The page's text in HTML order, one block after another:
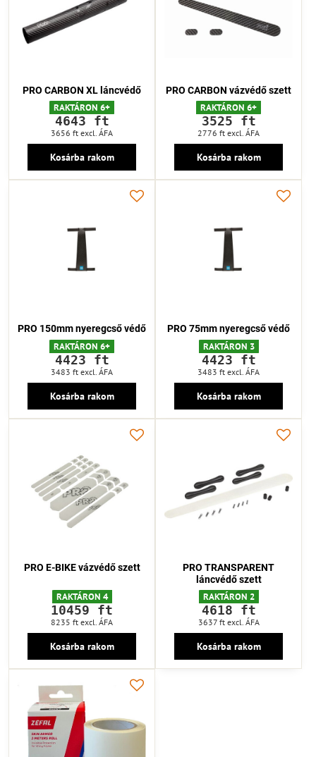
PRO CARBON XL láncvédő
RAKTÁRON 6+
4643 ft
3656 ft excl. ÁFA
Kosárba rakom
PRO CARBON vázvédő szett
RAKTÁRON 6+
3525 ft
2776 ft excl. ÁFA
Kosárba rakom
PRO 150mm nyeregcső védő
RAKTÁRON 6+
4423 ft
3483 ft excl. ÁFA
Kosárba rakom
PRO 75mm nyeregcső védő
RAKTÁRON 3
4423 ft
3483 ft excl. ÁFA
Kosárba rakom
PRO E-BIKE vázvédő szett
RAKTÁRON 4
10459 ft
8235 ft excl. ÁFA
Kosárba rakom
PRO TRANSPARENT
láncvédő szett
RAKTÁRON 2
4618 ft
3637 ft excl. ÁFA
Kosárba rakom